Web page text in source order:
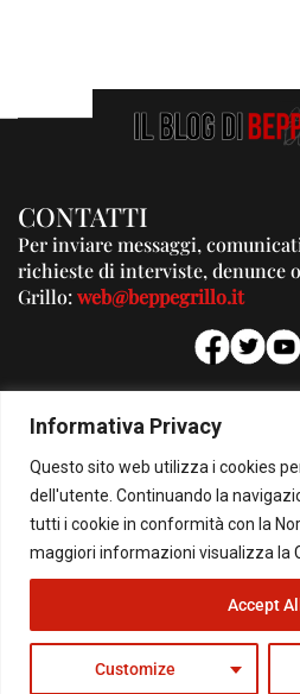
Informativa Privacy
Questo sito web utilizza i cookies
dell'utente. Continuando la
tutti i cookie in conformità con la
maggiori informazioni visualizza la
Customize
Accept
CONTATTI
Per inviare messaggi,
richieste di interviste, denunce
Grillo:web@beppegrillo.it
Per la tua
© Copyright 2026 - Il Blog di Beppe Grillo.